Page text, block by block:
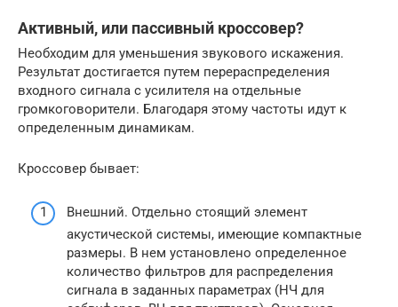
Активный, или пассивный кроссовер?
Необходим для уменьшения звукового искажения.
Результат достигается путем перераспределения
входного сигнала с усилителя на отдельные
громкоговорители. Благодаря этому частоты идут к
определенным динамикам.
Кроссовер бывает:
Внешний. Отдельно стоящий элемент
акустической системы, имеющие компактные
размеры. В нем установлено определенное
количество фильтров для распределения
сигнала в заданных параметрах (НЧ для